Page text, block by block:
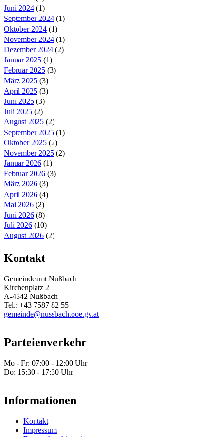
Juni 2024 (1)
September 2024 (1)
Oktober 2024 (1)
November 2024 (1)
Dezember 2024 (2)
Januar 2025 (1)
Februar 2025 (3)
März 2025 (3)
April 2025 (3)
Juni 2025 (3)
Juli 2025 (2)
August 2025 (2)
September 2025 (1)
Oktober 2025 (2)
November 2025 (2)
Januar 2026 (1)
Februar 2026 (3)
März 2026 (3)
April 2026 (4)
Mai 2026 (2)
Juni 2026 (8)
Juli 2026 (10)
August 2026 (2)
Kontakt
Gemeindeamt Nußbach
Kirchenplatz 2
A-4542 Nußbach
Tel.: +43 7587 82 55
gemeinde@nussbach.ooe.gv.at
Parteienverkehr
Mo - Fr: 07:00 - 12:00 Uhr
Do: 15:30 - 17:30 Uhr
Informationen
Kontakt
Impressum